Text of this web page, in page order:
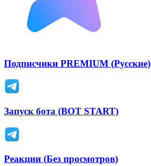
Подписчики PREMIUM (Русские)
Запуск бота (BOT START)
Реакции (Без просмотров)